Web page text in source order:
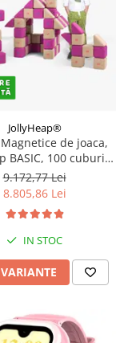
JollyHeap®
de joaca,
BASIC, 100 cuburi -
Diverse culori
9.172,77 Lei
8.805,86 Lei
IN STOC